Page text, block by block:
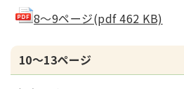
8～9ページ(pdf 462 KB)
10～13ページ